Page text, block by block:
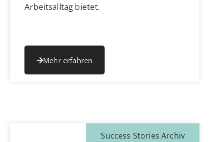
Arbeitsalltag bietet.
Mehr erfahren
Success Stories Archiv